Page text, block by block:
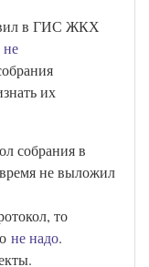
в ГИС ЖКХ
не
их
собрания в
не выложил
то
не надо.